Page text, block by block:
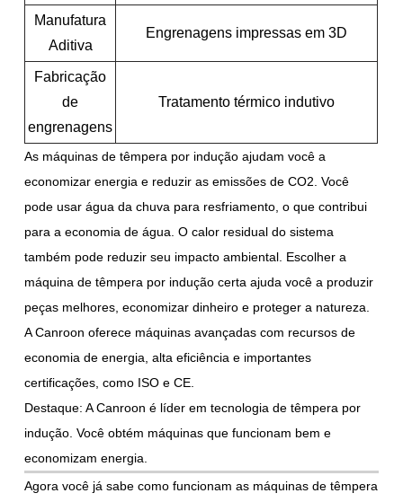
Manufatura
Aditiva
Engrenagens impressas em 3D
Fabricação
de
engrenagens
Tratamento térmico indutivo
As máquinas de têmpera por indução ajudam você a
economizar energia e reduzir as emissões de CO2. Você
pode usar água da chuva para resfriamento, o que contribui
para a economia de água. O calor residual do sistema
também pode reduzir seu impacto ambiental. Escolher a
máquina de têmpera por indução certa ajuda você a produzir
peças melhores, economizar dinheiro e proteger a natureza.
A Canroon oferece máquinas avançadas com recursos de
economia de energia, alta eficiência e importantes
certificações, como ISO e CE.
Destaque: A Canroon é líder em tecnologia de têmpera por
indução. Você obtém máquinas que funcionam bem e
economizam energia.
Agora você já sabe como funcionam as máquinas de têmpera